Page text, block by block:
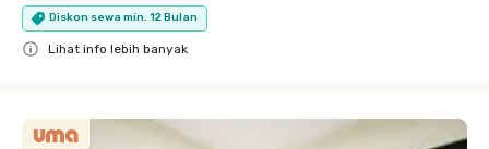
Diskon sewa min. 12 Bulan
Lihat info lebih banyak